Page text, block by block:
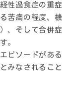
性過食症の重症
苦痛の程度、機
、そして合併症
。
ピソードがある
みなされること